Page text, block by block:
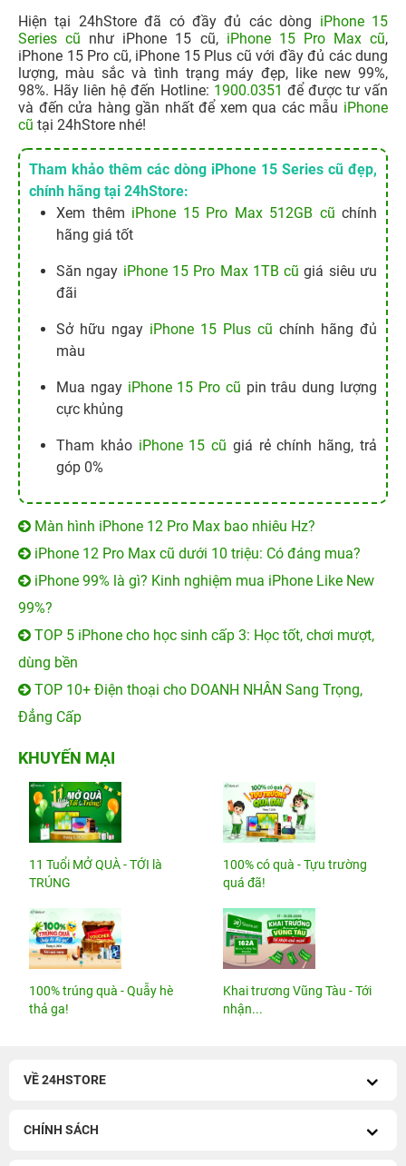
Hiện tại 24hStore đã có đầy đủ các dòng iPhone 15
Series cũ như iPhone 15 cũ, iPhone 15 Pro Max cũ,
iPhone 15 Pro cũ, iPhone 15 Plus cũ với đầy đủ các dung
lượng, màu sắc và tình trạng máy đẹp, like new 99%,
98%. Hãy liên hệ đến Hotline: 1900.0351 để được tư vấn
và đến cửa hàng gần nhất để xem qua các mẫu iPhone
cũ tại 24hStore nhé!
Tham khảo thêm các dòng iPhone 15 Series cũ đẹp,
chính hãng tại 24hStore:
Xem thêm iPhone 15 Pro Max 512GB cũ chính
hãng giá tốt
Săn ngay iPhone 15 Pro Max 1TB cũ giá siêu ưu
đãi
Sở hữu ngay iPhone 15 Plus cũ chính hãng đủ
màu
Mua ngay iPhone 15 Pro cũ pin trâu dung lượng
cực khủng
Tham khảo iPhone 15 cũ giá rẻ chính hãng, trả
góp 0%
Màn hình iPhone 12 Pro Max bao nhiêu Hz?
iPhone 12 Pro Max cũ dưới 10 triệu: Có đáng mua?
iPhone 99% là gì? Kinh nghiệm mua iPhone Like New
99%?
TOP 5 iPhone cho học sinh cấp 3: Học tốt, chơi mượt,
dùng bền
TOP 10+ Điện thoại cho DOANH NHÂN Sang Trọng,
Đẳng Cấp
KHUYẾN MẠI
11 Tuổi MỞ QUÀ - TỚI là
TRÚNG
100% có quà - Tựu trường
quá đã!
100% trúng quà - Quẫy hè
thả ga!
Khai trương Vũng Tàu - Tới
nhận...
VỀ 24HSTORE
CHÍNH SÁCH